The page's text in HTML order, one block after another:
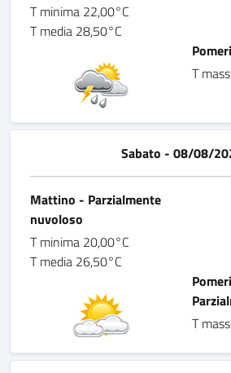
T minima 22,00°C
T media 28,50°C
T
Sabato - 08/08/
Mattino - Parzialmente
nuvoloso
T minima 20,00°C
T media 26,50°C
T